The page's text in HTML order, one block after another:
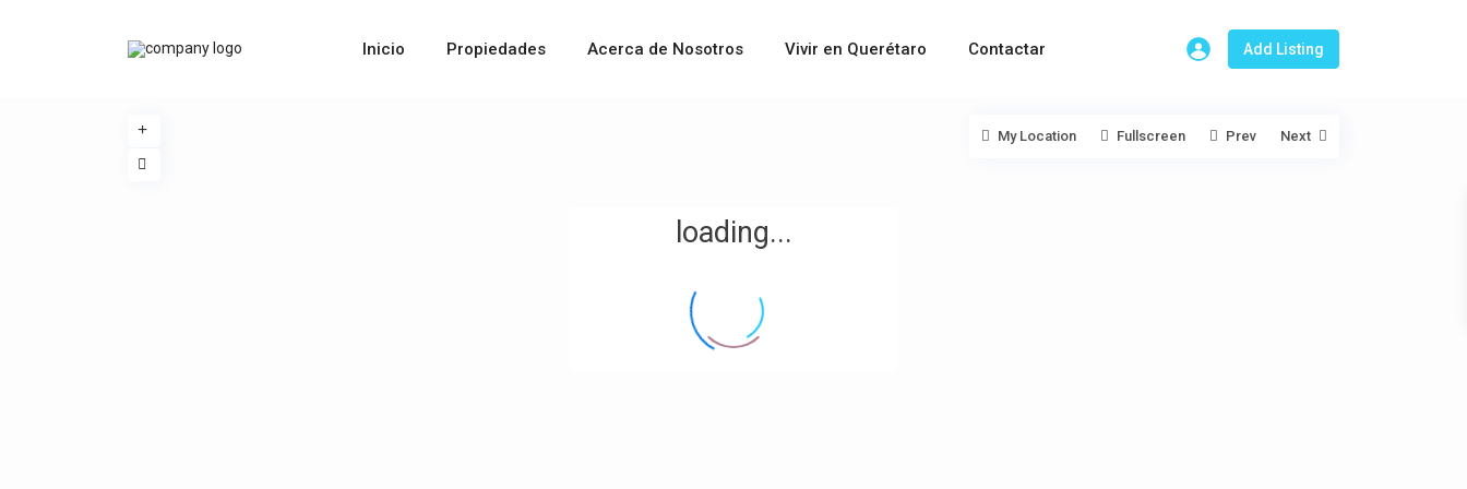
Inicio Propiedades Acerca de Nosotros Vivir en Querétaro Contactar Add Listing
loading...
My Location Fullscreen Prev Next